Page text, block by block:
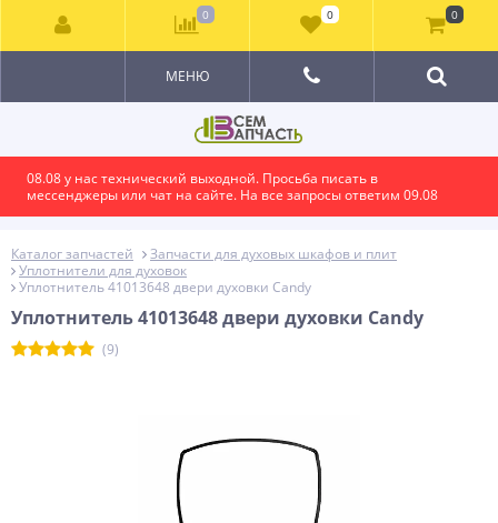
08.08 у нас технический выходной. Просьба писать в
мессенджеры или чат на сайте. На все запросы ответим 09.08
МЕНЮ
Каталог запчастей
Запчасти для духовых шкафов и плит
Уплотнители для духовок
Уплотнитель 41013648 двери духовки Candy
Уплотнитель 41013648 двери духовки Candy
(9)
0 0 0